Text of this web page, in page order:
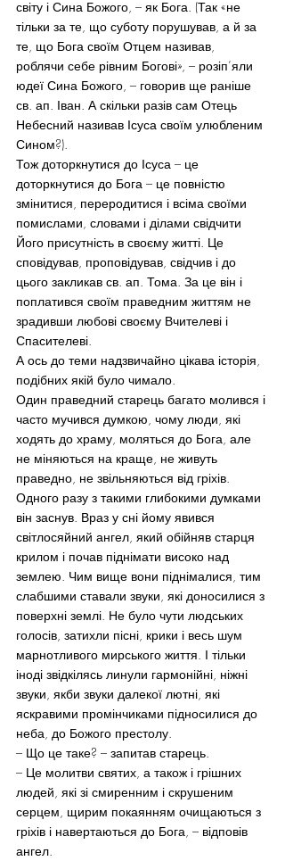
світу і Сина Божого, – як Бога. (Так «не
тільки за те, що суботу порушував, а й за
те, що Бога своїм Отцем називав,
роблячи себе рівним Богові», – розіп’яли
юдеї Сина Божого, – говорив ще раніше
св. ап. Іван. А скільки разів сам Отець
Небесний називав Ісуса своїм улюбленим
Сином?).
Тож доторкнутися до Ісуса – це
доторкнутися до Бога – це повністю
змінитися, переродитися і всіма своїми
помислами, словами і ділами свідчити
Його присутність в своєму житті. Це
сповідував, проповідував, свідчив і до
цього закликав св. ап. Тома. За це він і
поплатився своїм праведним життям не
зрадивши любові своєму Вчителеві і
Спасителеві.
А ось до теми надзвичайно цікава історія,
подібних якій було чимало.
Один праведний старець багато молився і
часто мучився думкою, чому люди, які
ходять до храму, моляться до Бога, але
не міняються на краще, не живуть
праведно, не звільняються від гріхів.
Одного разу з такими глибокими думками
він заснув. Враз у сні йому явився
світлосяйний ангел, який обійняв старця
крилом і почав піднімати високо над
землею. Чим вище вони піднімалися, тим
слабшими ставали звуки, які доносилися з
поверхні землі. Не було чути людських
голосів, затихли пісні, крики і весь шум
марнотливого мирського життя. І тільки
іноді звідкілясь линули гармонійні, ніжні
звуки, якби звуки далекої лютні, які
яскравими промінчиками підносилися до
неба, до Божого престолу.
– Що це таке? – запитав старець.
– Це молитви святих, а також і грішних
людей, які зі смиренним і скрушеним
серцем, щирим покаянням очищаються з
гріхів і навертаються до Бога, – відповів
ангел.